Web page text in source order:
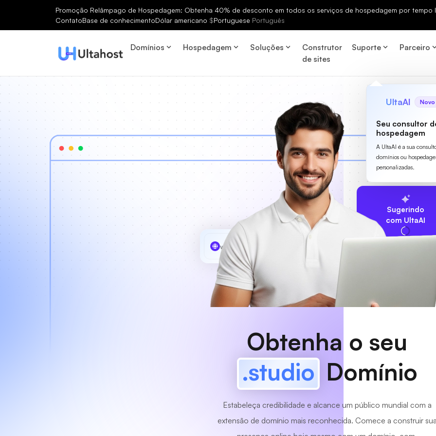
Promoção Relâmpago de Hospedagem: Obtenha 40% de desconto em todos os serviços de hospedagem por tempo
ContatoBase de conhecimentoDólar americano $Portuguese Português
Domínios Hospedagem Soluções
Construtor
de sites
Suporte Parceiro
UltaAI Novo
Seu consultor
hospedagem
A UltaAI é a sua
domínios ou
personalizadas.
Sugerindo
com UltaAI
www MyCafe
Obtenha o seu
.studio Domínio
Estabeleça credibilidade e alcance um público mundial com a
extensão de domínio mais reconhecida. Comece a construir